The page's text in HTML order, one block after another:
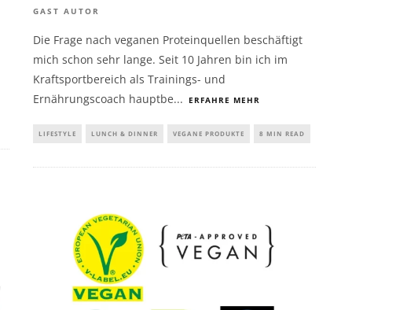
GAST AUTOR
Die Frage nach veganen Proteinquellen beschäftigt
mich schon sehr lange. Seit 10 Jahren bin ich im
Kraftsportbereich als Trainings- und
Ernährungscoach hauptbe... ERFAHRE MEHR
LIFESTYLE LUNCH & DINNER VEGANE PRODUKTE 8 MIN READ